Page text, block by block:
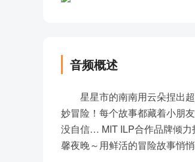
音频概述
星星市的南南用云朵捏出
妙冒险！每个故事都藏着小朋
没自信… MIT ILP合作品牌倾力
馨夜晚～用鲜活的冒险故事悄